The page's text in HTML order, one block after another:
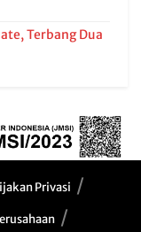
Terbang Dua
Privasi